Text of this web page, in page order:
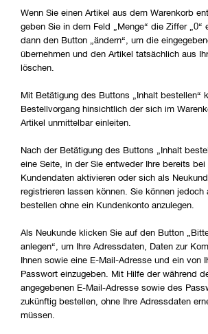
Wenn Sie einen Artikel aus dem Warenkorb
geben Sie in dem Feld „Menge“ die Ziffer „0“
dann den Button „ändern“, um die
übernehmen und den Artikel tatsächlich aus
löschen.
Mit Betätigung des Buttons „Inhalt bestellen“
Bestellvorgang hinsichtlich der sich im
Artikel unmittelbar einleiten.
Nach der Betätigung des Buttons „Inhalt
eine Seite, in der Sie entweder Ihre bereits bei
Kundendaten aktivieren oder sich als
registrieren lassen können. Sie können jedoch
bestellen ohne ein Kundenkonto anzulegen.
Als Neukunde klicken Sie auf den Button
anlegen“, um Ihre Adressdaten, Daten zur
Ihnen sowie eine E-Mail-Adresse und ein von
Passwort einzugeben. Mit Hilfe der während
angegebenen E-Mail-Adresse sowie des
zukünftig bestellen, ohne Ihre Adressdaten
müssen.